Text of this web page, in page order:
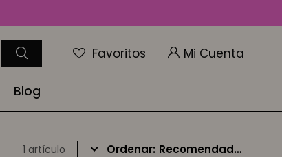
Blog
Favoritos
1 artículo Recomendados